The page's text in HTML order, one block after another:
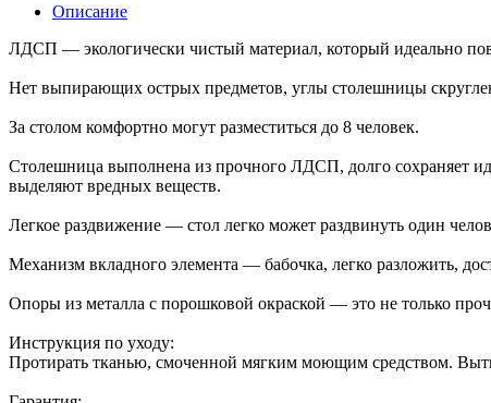
Описание
ЛДСП — экологически чистый материал, который идеально
Нет выпирающих острых предметов, углы столешницы
За столом комфортно могут разместиться до 8 человек.
Столешница выполнена из прочного ЛДСП, долго сохраняет
выделяют вредных веществ.
Легкое раздвижение — стол легко может раздвинуть один
Механизм вкладного элемента — бабочка, легко разложить,
Опоры из металла с порошковой окраской — это не только
Инструкция по уходу:
Протирать тканью, смоченной мягким моющим средством.